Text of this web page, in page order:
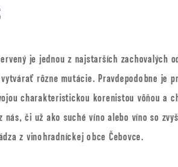
je jednou z najstarších zachovalých
rôzne mutácie. Pravdepodobne je
charakteristickou korenistou vôňou a
nás, či už ako suché víno alebo víno so
z vinohradníckej obce Čebovce.